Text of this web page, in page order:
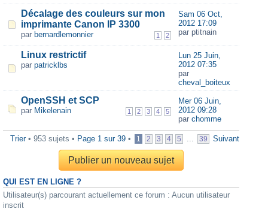
Décalage des couleurs sur mon
imprimante Canon IP 3300
1 2
par bernardlemonnier
Sam 06 Oct,
2012 17:09
par ptitnain
Linux restrictif
par patricklbs
Lun 25 Juin,
2012 07:35
par
cheval_boiteux
OpenSSH et SCP
1 2 3 4 5
par Mikelenain
Mer 06 Juin,
2012 09:28
par chomme
Trier• 953 sujets • Page 1 sur 39 • 1 2 3 4 5 ... 39 Suivant
Publier un nouveau sujet
QUI EST EN LIGNE ?
Utilisateur(s) parcourant actuellement ce forum : Aucun utilisateur
inscrit